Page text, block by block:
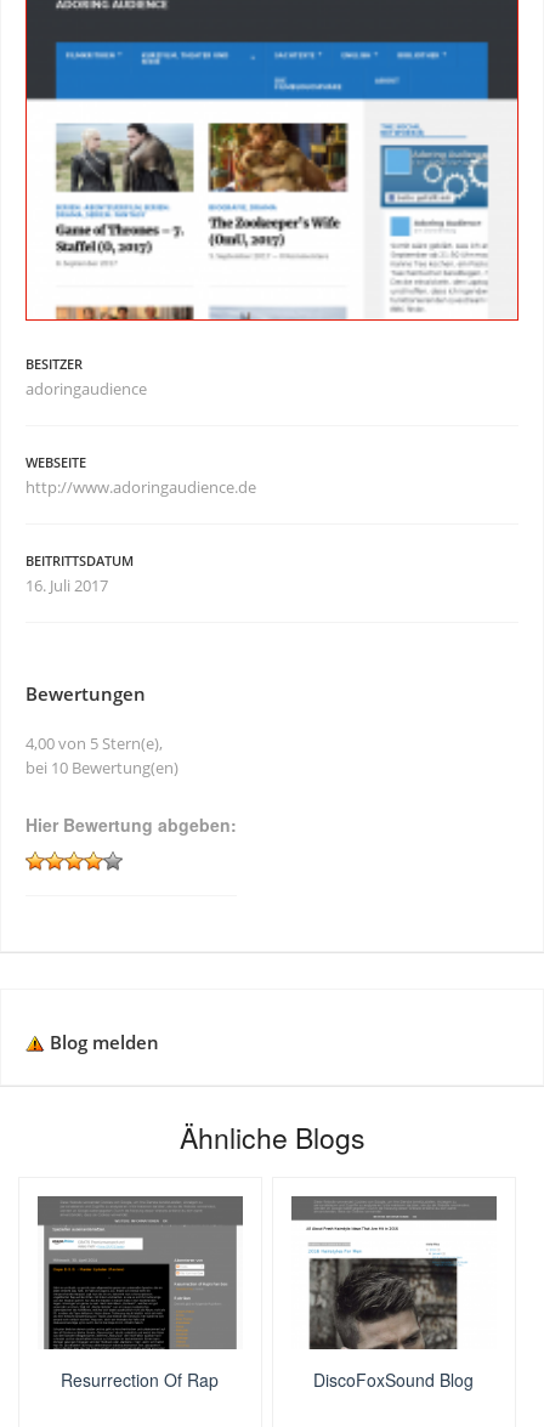
BESITZER
adoringaudience
WEBSEITE
http://www.adoringaudience.de
BEITRITTSDATUM
16. Juli 2017
Bewertungen
4,00 von 5 Stern(e),
bei 10 Bewertung(en)
Hier Bewertung abgeben:
Blog melden
Ähnliche Blogs
Resurrection Of Rap DiscoFoxSound Blog